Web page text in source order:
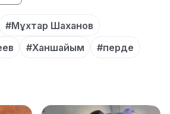
#Мұхтар Шаханов
#Ханшайым #перде